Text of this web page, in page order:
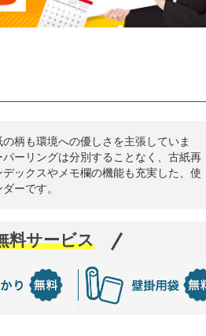
柄も環境への優しさを主張していま
ーリングは分別することなく、古紙再
ックスやメモ欄の機能も充実した、使
ーです。
料サービス